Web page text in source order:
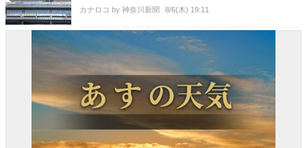
カナロコ by 神奈川新聞 8/6(木) 19:11